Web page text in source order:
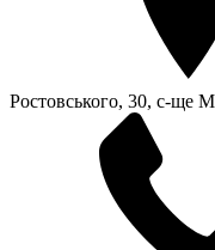
Ростовського, 30, с-ще